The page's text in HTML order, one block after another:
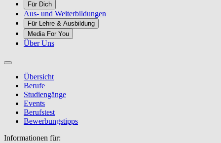
Für Dich
Aus- und Weiterbildungen
Für Lehre & Ausbildung
Media For You
Über Uns
Übersicht
Berufe
Studiengänge
Events
Berufstest
Bewerbungstipps
Informationen für: